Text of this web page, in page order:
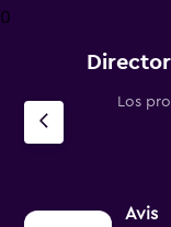
1
Y
axis
Range:
0
Los
Avis